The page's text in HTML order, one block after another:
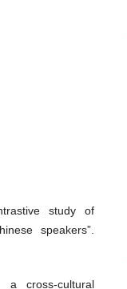
study of
speakers”.
cross-cultural